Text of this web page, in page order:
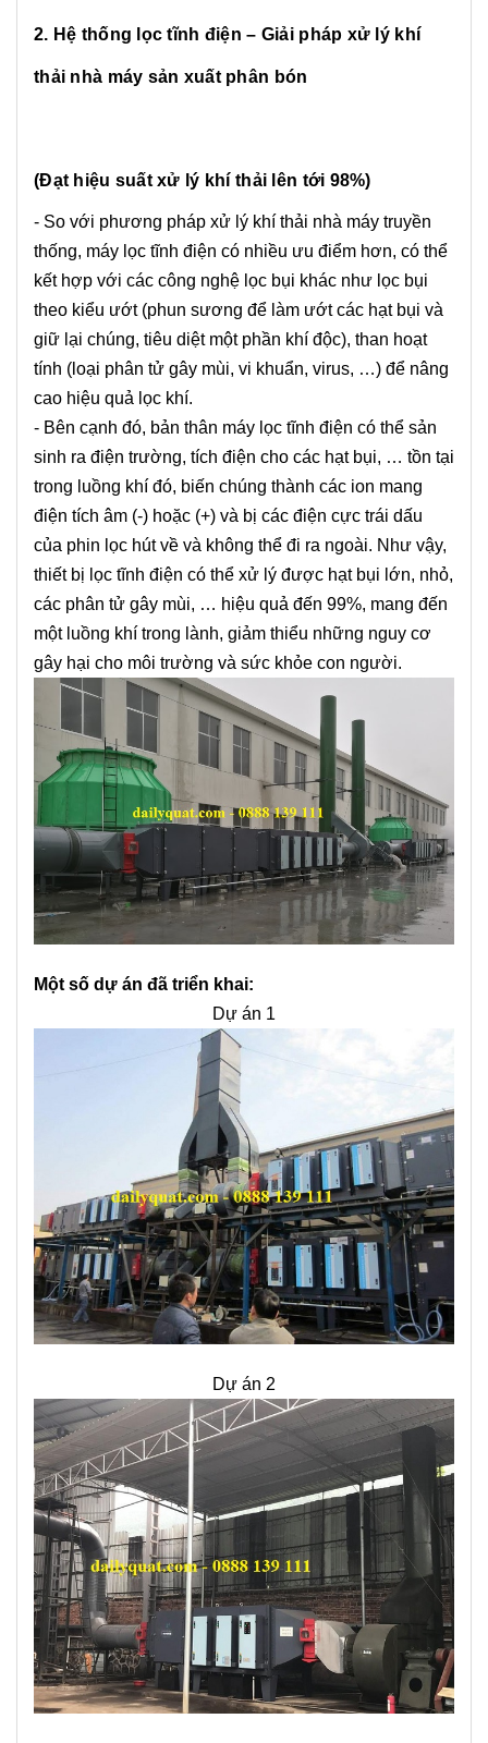
2. Hệ thống lọc tĩnh điện – Giải pháp xử lý khí
thải nhà máy sản xuất phân bón
(Đạt hiệu suất xử lý khí thải lên tới 98%)
- So với phương pháp xử lý khí thải nhà máy truyền
thống, máy lọc tĩnh điện có nhiều ưu điểm hơn, có thể
kết hợp với các công nghệ lọc bụi khác như lọc bụi
theo kiểu ướt (phun sương để làm ướt các hạt bụi và
giữ lại chúng, tiêu diệt một phần khí độc), than hoạt
tính (loại phân tử gây mùi, vi khuẩn, virus, …) để nâng
cao hiệu quả lọc khí.
- Bên cạnh đó, bản thân máy lọc tĩnh điện có thể sản
sinh ra điện trường, tích điện cho các hạt bụi, … tồn tại
trong luồng khí đó, biến chúng thành các ion mang
điện tích âm (-) hoặc (+) và bị các điện cực trái dấu
của phin lọc hút về và không thể đi ra ngoài. Như vậy,
thiết bị lọc tĩnh điện có thể xử lý được hạt bụi lớn, nhỏ,
các phân tử gây mùi, … hiệu quả đến 99%, mang đến
một luồng khí trong lành, giảm thiểu những nguy cơ
gây hại cho môi trường và sức khỏe con người.
Một số dự án đã triển khai:
Dự án 1
Dự án 2